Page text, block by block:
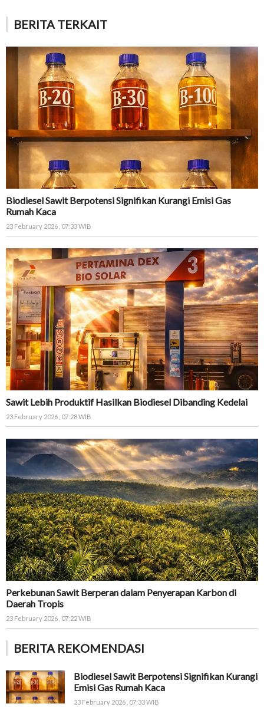
BERITA TERKAIT
Biodiesel Sawit Berpotensi Signifikan Kurangi Emisi Gas
Rumah Kaca
23 February 2026 , 07:33 WIB
Sawit Lebih Produktif Hasilkan Biodiesel Dibanding Kedelai
23 February 2026 , 07:28 WIB
Perkebunan Sawit Berperan dalam Penyerapan Karbon di
Daerah Tropis
23 February 2026 , 07:22 WIB
BERITA REKOMENDASI
Biodiesel Sawit Berpotensi Signifikan Kurangi
Emisi Gas Rumah Kaca
23 February 2026 , 07:33 WIB